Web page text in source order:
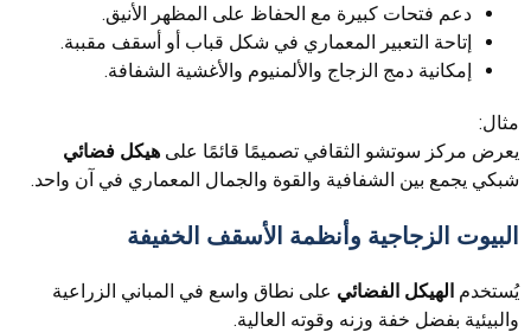
دعم فتحات كبيرة مع الحفاظ على المظهر الأنيق.
إتاحة التعبير المعماري في شكل قباب أو أسقف مقببة.
إمكانية دمج الزجاج والألمنيوم والأغشية الشفافة.
مثال:
يعرض مركز سوتشو الثقافي تصميمًا قائمًا على هيكل فضائي
شبكي يجمع بين الشفافية والقوة والجمال المعماري في آن واحد.
البيوت الزجاجية وأنظمة الأسقف الخفيفة
يُستخدم الهيكل الفضائي على نطاق واسع في المباني الزراعية
والبيئية بفضل خفة وزنه وقوته العالية.